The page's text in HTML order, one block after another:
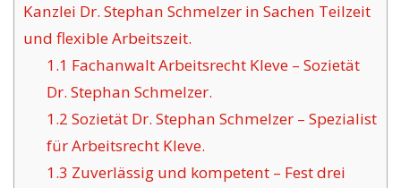
Kanzlei Dr. Stephan Schmelzer in Sachen Teilzeit
und flexible Arbeitszeit.
1.1 Fachanwalt Arbeitsrecht Kleve – Sozietät
Dr. Stephan Schmelzer.
1.2 Sozietät Dr. Stephan Schmelzer – Spezialist
für Arbeitsrecht Kleve.
1.3 Zuverlässig und kompetent – Fest drei